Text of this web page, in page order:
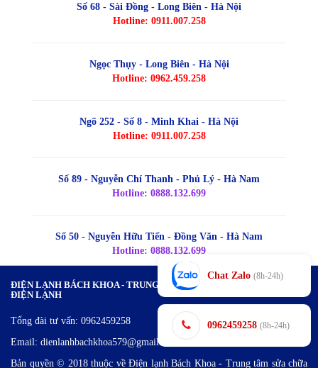
Số 68 - Sài Đồng - Long Biên - Hà Nội
Hotline: 0911.007.258
Ngọc Thụy - Long Biên - Hà Nội
Hotline: 0962.459.258
Ngõ 252 - Số 8 - Minh Khai - Hà Nội
Hotline: 0911.007.258
Số 89 - Nguyễn Chí Thanh - Phủ Lý - Hà Nam
Hotline: 0888.132.699
Số 50 - Nguyễn Hữu Tiến - Đồng Văn - Hà Nam
Hotline: 0888.132.699
ĐIỆN LẠNH BÁCH KHOA - TRUNG TÂM SỬA CHỮA VÀ BẢO DƯỠNG
ĐIỆN LẠNH
Tổng đài tư vấn: 0962459258
Email: dienlanhbachkhoa579@gmail.com
Bản quyền © 2018 thuộc về Điện lạnh Bách Khoa - Trung tâm sửa chữa
Chat Zalo (8h-24h)
0962459258 (8h-24h)